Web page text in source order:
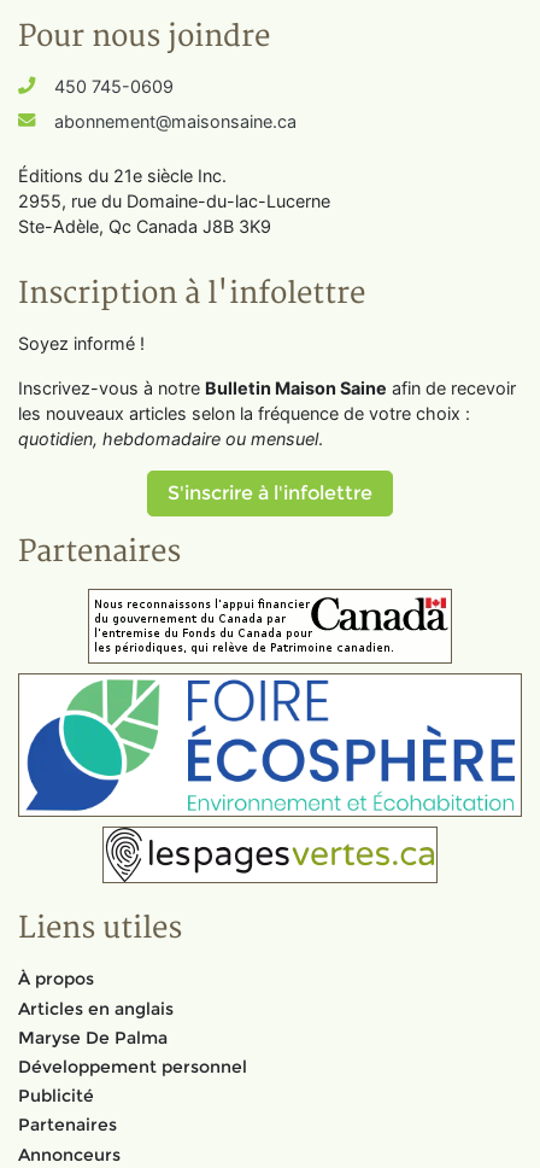
Pour nous joindre
450 745-0609
abonnement@maisonsaine.ca
Éditions du 21e siècle Inc.
2955, rue du Domaine-du-lac-Lucerne
Ste-Adèle, Qc Canada J8B 3K9
Inscription à l'infolettre
Soyez informé !
Inscrivez-vous à notre Bulletin Maison Saine afin de recevoir
les nouveaux articles selon la fréquence de votre choix :
quotidien, hebdomadaire ou mensuel.
S'inscrire à l'infolettre
Partenaires
Liens utiles
À propos
Articles en anglais
Maryse De Palma
Développement personnel
Publicité
Partenaires
Annonceurs